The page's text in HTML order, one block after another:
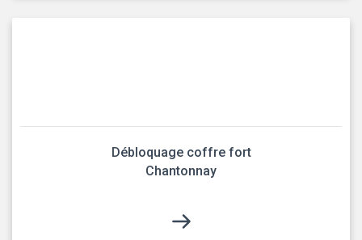
Débloquage coffre fort
Chantonnay